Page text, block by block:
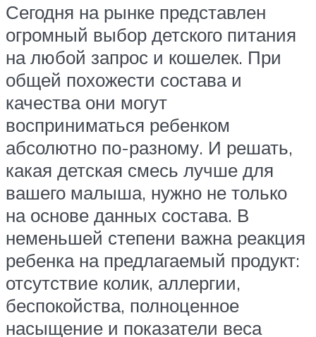
Сегодня на рынке представлен
огромный выбор детского питания
на любой запрос и кошелек. При
общей похожести состава и
качества они могут
восприниматься ребенком
абсолютно по-разному. И решать,
какая детская смесь лучше для
вашего малыша, нужно не только
на основе данных состава. В
неменьшей степени важна реакция
ребенка на предлагаемый продукт:
отсутствие колик, аллергии,
беспокойства, полноценное
насыщение и показатели веса